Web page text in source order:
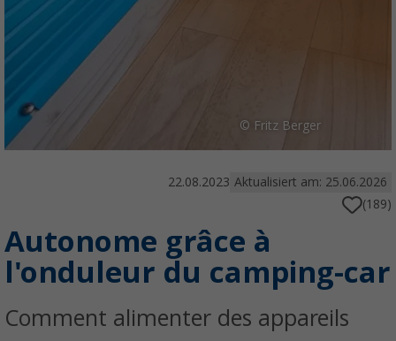
© Fritz Berger
22.08.2023 Aktualisiert am: 25.06.2026
(189)
Autonome grâce à
l'onduleur du camping-car
Comment alimenter des appareils